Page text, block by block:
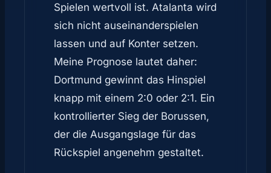
Spielen wertvoll ist. Atalanta wird
sich nicht auseinanderspielen
lassen und auf Konter setzen.
Meine Prognose lautet daher:
Dortmund gewinnt das Hinspiel
knapp mit einem 2:0 oder 2:1. Ein
kontrollierter Sieg der Borussen,
der die Ausgangslage für das
Rückspiel angenehm gestaltet.